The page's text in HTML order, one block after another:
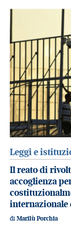
Leggi e
Il reato di
accoglienza
internazionale
di Marilù Porchia